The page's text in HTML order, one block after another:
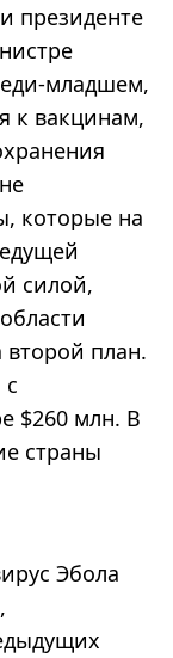
президенте
младшем,
к вакцинам,
которые на
силой,
второй план.
$260 млн. В
страны
Эбола